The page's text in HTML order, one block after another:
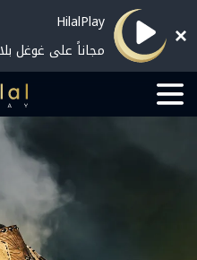
HilalPlay
مجاناً على غوغل